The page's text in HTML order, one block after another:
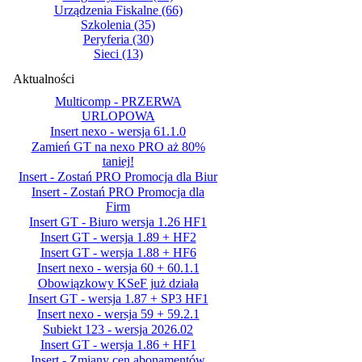
Urządzenia Fiskalne(66)
Szkolenia (35)
Peryferia (30)
Sieci (13)
Aktualności
Multicomp - PRZERWA
URLOPOWA
Insert nexo - wersja 61.1.0
Zamień GT na nexo PRO aż 80%
taniej!
Insert - Zostań PRO Promocja dla Biur
Insert - Zostań PRO Promocja dla
Firm
Insert GT - Biuro wersja 1.26 HF1
Insert GT - wersja 1.89 + HF2
Insert GT - wersja 1.88 + HF6
Insert nexo - wersja 60 + 60.1.1
Obowiązkowy KSeF już działa
Insert GT - wersja 1.87 + SP3 HF1
Insert nexo - wersja 59 + 59.2.1
Subiekt 123 - wersja 2026.02
Insert GT - wersja 1.86 + HF1